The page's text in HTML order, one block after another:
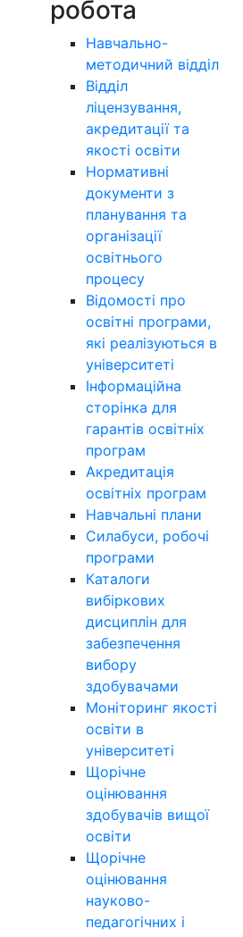
робота
Навчально-
методичний відділ
Відділ
ліцензування,
акредитації та
якості освіти
Нормативні
документи з
планування та
організації
освітнього
процесу
Відомості про
освітні програми,
які реалізуються в
університеті
Інформаційна
сторінка для
гарантів освітніх
програм
Акредитація
освітніх програм
Навчальні плани
Силабуси, робочі
програми
Каталоги
вибіркових
дисциплін для
забезпечення
вибору
здобувачами
Моніторинг якості
освіти в
університеті
Щорічне
оцінювання
здобувачів вищої
освіти
Щорічне
оцінювання
науково-
педагогічних і